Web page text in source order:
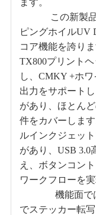
ます。
この新製品は
ピングホイルUV
コア機能を誇り
TX800プリント
し、CMKY +ホ
出力をサポート
があり、ほとん
件をカバーしま
ルインクジェッ
があり、USB 3.0
え、ボタンコン
ワークフローを実
機能面では、
でステッカー転